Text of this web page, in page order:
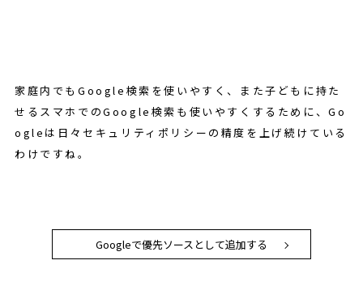
家庭内でもGoogle検索を使いやすく、また子どもに持た
せるスマホでのGoogle検索も使いやすくするために、Go
ogleは日々セキュリティポリシーの精度を上げ続けている
わけですね。
Googleで優先ソースとして追加する